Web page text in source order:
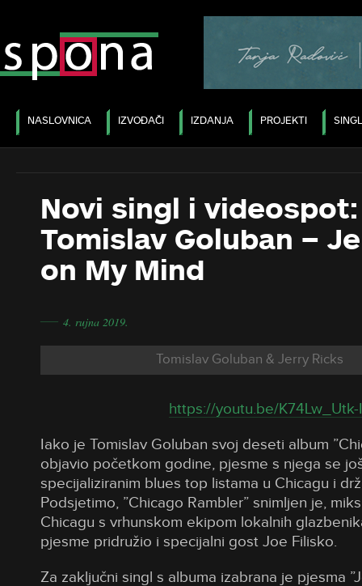
NASLOVNICA IZVOĐAČI IZDANJA PROJEKTI
Novi singl i videospot:
Tomislav Goluban –
on My Mind
― 4. rujna 2019.
Tomislav Goluban & Jerry Ricks
https://youtu.be/K74Lw_Utk-I
Iako je Tomislav Goluban svoj deseti album
objavio početkom godine, pjesme s njega se
specijaliziranim blues top listama u Chicagu i
Podsjetimo, ”Chicago Rambler” snimljen je,
Chicagu s vrhunskom ekipom lokalnih
pjesme pridružio i specijalni gost Joe Filisko.
Za zaključni singl s albuma izabrana je pjesma